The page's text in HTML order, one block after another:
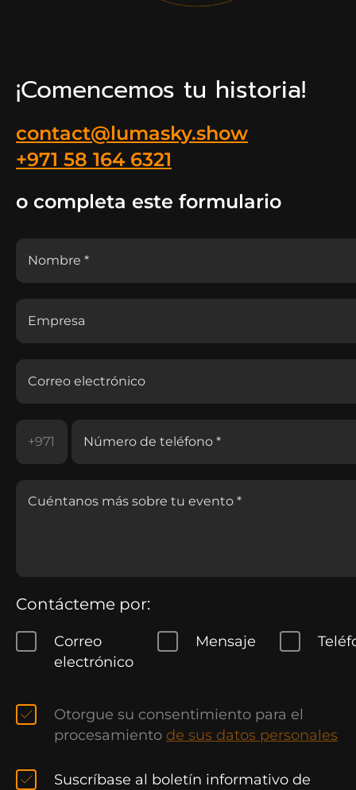
¡Comencemos tu historia!
contact@lumasky.show
+971 58 164 6321
o completa este formulario
Contácteme por:
Correo
electrónico
Mensaje
Otorgue su consentimiento para el
procesamiento de sus datos personales
Suscríbase al boletín informativo de